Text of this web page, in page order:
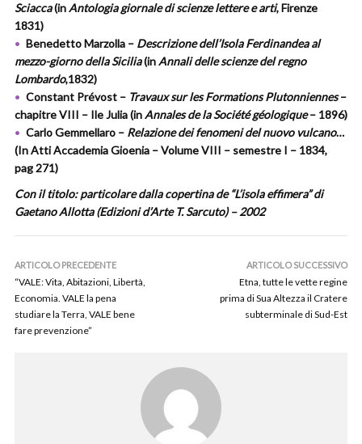
Sciacca(inAntologia giornale di scienze lettere e arti, Firenze
1831)
Benedetto Marzolla – Descrizione dell’Isola Ferdinandea al
mezzo-giorno della Sicilia(inAnnali delle scienze del regno
Lombardo,1832)
Constant Prévost – Travaux sur les Formations Plutonniennes–
chapitre VIII – Ile Julia (inAnnales de la Société géologique– 1896)
Carlo Gemmellaro – Relazione dei fenomeni del nuovo vulcano…
(In Atti Accademia Gioenia – Volume VIII – semestre I – 1834,
pag 271)
Con il titolo: particolare dalla copertina de “L’isola effimera” di
Gaetano Allotta (Edizioni d’Arte T. Sarcuto) – 2002
ARTICOLO PRECEDENTE
“VALE: Vita, Abitazioni, Libertà,
Economia. VALE la pena
studiare la Terra, VALE bene
fare prevenzione”
ARTICOLO SUCCESSIVO
Etna, tutte le vette regine
prima di Sua Altezza il Cratere
subterminale di Sud-Est